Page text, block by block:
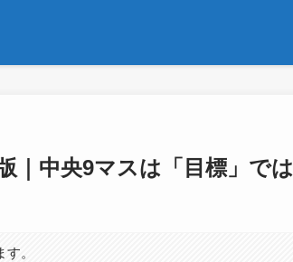
中央9マスは「目標」では
。